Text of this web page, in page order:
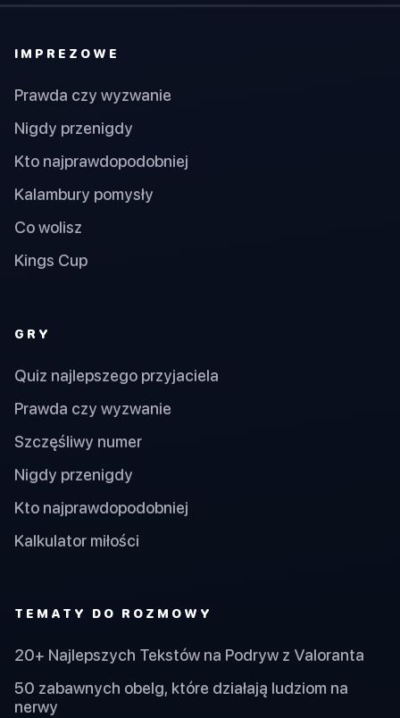
IMPREZOWE
Prawda czy wyzwanie
Nigdy przenigdy
Kto najprawdopodobniej
Kalambury pomysły
Co wolisz
Kings Cup
GRY
Quiz najlepszego przyjaciela
Prawda czy wyzwanie
Szczęśliwy numer
Nigdy przenigdy
Kto najprawdopodobniej
Kalkulator miłości
TEMATY DO ROZMOWY
20+ Najlepszych Tekstów na Podryw z Valoranta
50 zabawnych obelg, które działają ludziom na
nerwy